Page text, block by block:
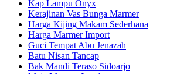
Kap Lampu Onyx
Kerajinan Vas Bunga Marmer
Harga Kijing Makam Sederhana
Harga Marmer Import
Guci Tempat Abu Jenazah
Batu Nisan Tancap
Bak Mandi Teraso Sidoarjo